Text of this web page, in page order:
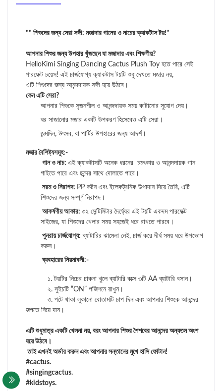
"" শিশুদের জন্য সেরা সঙ্গী: মজাদার গানের ও নাচের ক্যাকটাস টয়!"
আপনার শিশুর জন্য উপহার খুঁজছেন যা মজাদার এবং শিক্ষণীয়?
HelloKimi Singing Dancing Cactus Plush Toy হতে পারে সেই
পারফেক্ট চয়েস! এই চার্জযোগ্য ক্যাকটাস টয়টি শুধু দেখতে মজার নয়,
এটি শিশুদের জন্য আনন্দদায়ক সঙ্গী হয়ে উঠবে।
কেন এটি সেরা?
আপনার শিশুকে সৃজনশীল ও আনন্দদায়ক সময় কাটানোর সুযোগ দেয়।
ঘর সাজানোর মজার একটি উপকরণ হিসেবেও এটি সেরা।
জন্মদিন, উৎসব, বা পার্টির উপহারের জন্য আদর্শ।
মজার বৈশিষ্ট্যসমূহ:-
গান ও নাচ: এই ক্যাকটাসটি অনেক ধরনের চমৎকার ও আনন্দদায়ক গান
গাইতে পারে এবং ছন্দের সাথে দোলাতে পারে।
নরম ও নিরাপদ: PP কটন এবং ইলেকট্রনিক উপাদান দিয়ে তৈরি, এটি
শিশুদের জন্য সম্পূর্ণ নিরাপদ।
আকর্ষণীয় আকার: ৩২ সেন্টিমিটার দৈর্ঘ্যের এই টয়টি একদম পারফেক্ট
সাইজের, যা শিশুদের খেলার সময় সহজেই ধরে রাখতে পারবে।
পুনরায় চার্জযোগ্য: ব্যাটারির ঝামেলা নেই, চার্জ করে দীর্ঘ সময় ধরে উপভোগ
করুন।
ব্যবহারের নিয়মাবলী:-
১. টয়টির নিচের ঢাকনা খুলে ব্যাটারি বক্সে ৩টি AA ব্যাটারি বসান।
২. সুইচটি “ON” পজিশনে রাখুন।
৩. পটে থাকা লুকানো বোতামটি চাপ দিন এবং আপনার শিশুকে আনন্দের
জগতে নিয়ে যান।
এটি শুধুমাত্র একটি খেলনা নয়, বরং আপনার শিশুর শৈশবের আনন্দের অন্যতম অংশ
হয়ে উঠবে।
তাই এখনই অর্ডার করুন এবং আপনার সন্তানের মুখে হাসি ফোটান!
#cactus.
#singingcactus.
#kidstoys.